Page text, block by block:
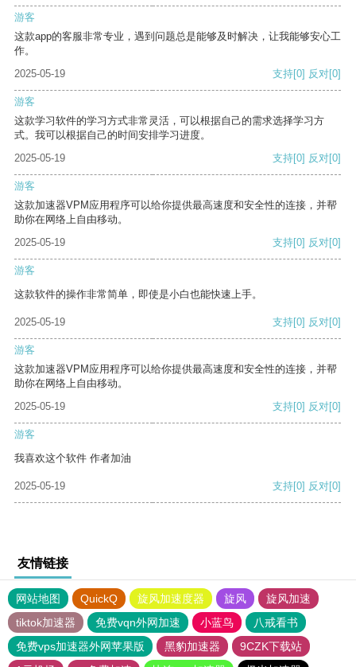
游客
这款app的客服非常专业，遇到问题总是能够及时解决，让我能够安心工
作。
2025-05-19
支持[0] 反对[0]
游客
这款学习软件的学习方式非常灵活，可以根据自己的需求选择学习方
式。我可以根据自己的时间安排学习进度。
2025-05-19
支持[0] 反对[0]
游客
这款加速器VPM应用程序可以给你提供最高速度和安全性的连接，并帮
助你在网络上自由移动。
2025-05-19
支持[0] 反对[0]
游客
这款软件的操作非常简单，即使是小白也能快速上手。
2025-05-19 支持[0] 反对[0]
游客
这款加速器VPM应用程序可以给你提供最高速度和安全性的连接，并帮
助你在网络上自由移动。
2025-05-19
支持[0] 反对[0]
游客
我喜欢这个软件 作者加油
2025-05-19 支持[0] 反对[0]
友情链接
网站地图 QuickQ 旋风加速度器 旋风
旋风加速
tiktok加速器
免费vqn外网加速 小蓝鸟
八戒看书
免费vps加速器外网苹果版
黑豹加速器
9CZK下载站